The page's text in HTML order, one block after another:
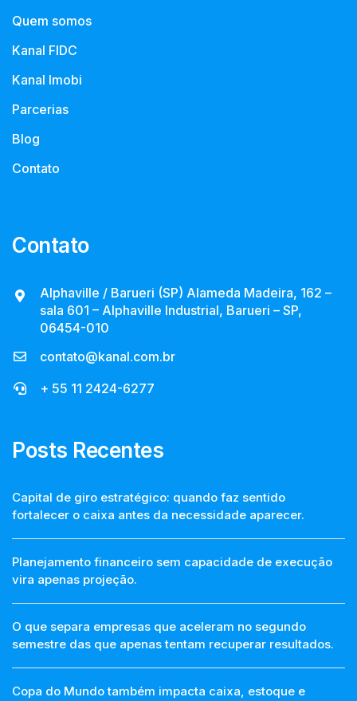
Quem somos
Kanal FIDC
Kanal Imobi
Parcerias
Blog
Contato
Contato
Alphaville / Barueri (SP) Alameda Madeira, 162 –
sala 601 – Alphaville Industrial, Barueri – SP,
06454-010
contato@kanal.com.br
+ 55 11 2424-6277
Posts Recentes
Capital de giro estratégico: quando faz sentido
fortalecer o caixa antes da necessidade aparecer.
Planejamento financeiro sem capacidade de execução
vira apenas projeção.
O que separa empresas que aceleram no segundo
semestre das que apenas tentam recuperar resultados.
Copa do Mundo também impacta caixa, estoque e